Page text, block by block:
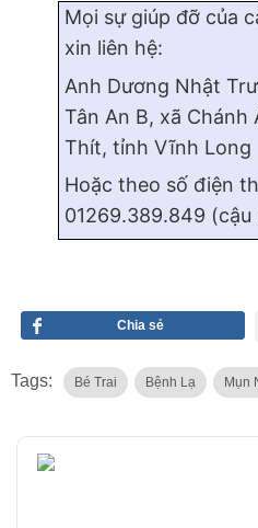
Mọi sự giúp đỡ của
xin liên hệ:
Anh Dương Nhật
Tân An B, xã Chánh
Thít, tỉnh Vĩnh Long
Hoặc theo số điện
01269.389.849 (cậu
Chia sẻ
Tags: Bé Trai Bệnh Lạ Mụn